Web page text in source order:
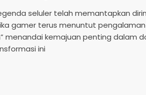
seluler telah memantapkan
gamer terus menuntut
menandai kemajuan penting dalam
ini